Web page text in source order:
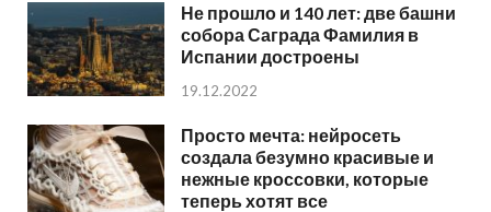
Не прошло и 140 лет: две башни
собора Саграда Фамилия в
Испании достроены
19.12.2022
Просто мечта: нейросеть
создала безумно красивые и
нежные кроссовки, которые
теперь хотят все